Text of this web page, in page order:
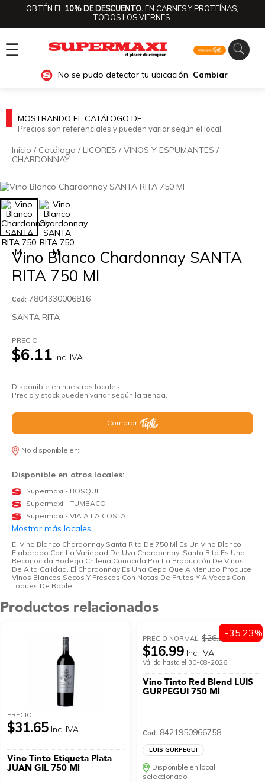
OBTÉN EL 10% DE DESCUENTO.EN CARNES Y PROTEÍNAS,
TODOS LOS VIERNES.
☰
No se pudo detectar tu ubicación Cambiar
MOSTRANDO EL CATÁLOGO DE:
Precios son referenciales y pueden variar según el local.
Inicio / Catálogo / LICORES /VINOS Y ESPUMANTES /
CHARDONNAY
Vino Blanco Chardonnay SANTA
RITA 750 Ml
Cod: 7804330006816
SANTA RITA
PRECIO
$6.11 Inc. IVA
Disponible en nuestros locales.
Precio y stock pueden variar según la tienda.
Comprar
No disponible en:
Disponible en otros locales:
Supermaxi - BOSQUE
Supermaxi - TUMBACO
Supermaxi - VIA A LA COSTA
Mostrar más locales
El Vino Blanco Chardonnay Santa Rita De 750 Ml Es Un Vino Blanco
Elaborado Con La Variedad De Uva Chardonnay. Santa Rita Es Una
Reconocida Bodega Chilena Conocida Por La Producción De Vinos
De Alta Calidad. El Chardonnay Es Una Cepa Que A Menudo Produce
Vinos Blancos Secos Y Frescos Con Notas De Frutas Y A Veces Con
Toques De Roble
Productos relacionados
PRECIO
$31.65 Inc. IVA
Vino Tinto Etiqueta Plata
JUAN GIL 750 Ml
PRECIO NORMAL:$26.23
$16.99 Inc. IVA
Válida hasta el 30-08-2026.
Vino Tinto Red Blend LUIS
GURPEGUI 750 Ml
Cod: 8421950966758
LUIS GURPEGUI
Disponible en local
seleccionado
-35.23%